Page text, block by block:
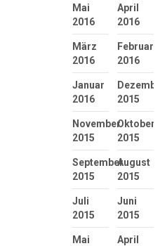
Mai
2016
April
2016
März
2016
Februar
2016
Januar
2016
2015
November
2015
Oktober
2015
September
2015
August
2015
Juli
2015
Juni
2015
Mai
April